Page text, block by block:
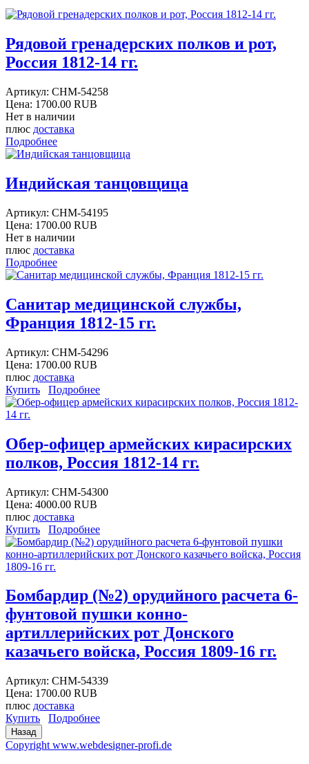
Рядовой гренадерских полков и рот,
Россия 1812-14 гг.
Артикул: CHM-54258
Цена: 1700.00 RUB
Нет в наличии
плюс доставка
Подробнее
Индийская танцовщица
Артикул: CHM-54195
Цена: 1700.00 RUB
Нет в наличии
плюс доставка
Подробнее
Санитар медицинской службы,
Франция 1812-15 гг.
Артикул: CHM-54296
Цена: 1700.00 RUB
плюс доставка
Купить
Подробнее
Обер-офицер армейских кирасирских
полков, Россия 1812-14 гг.
Артикул: CHM-54300
Цена: 4000.00 RUB
плюс доставка
Купить
Подробнее
Бомбардир (№2) орудийного расчета 6-
фунтовой пушки конно-
артиллерийских рот Донского
казачьего войска, Россия 1809-16 гг.
Артикул: CHM-54339
Цена: 1700.00 RUB
плюс доставка
Купить
Подробнее
Copyright www.webdesigner-profi.de